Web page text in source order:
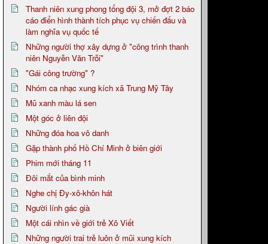
Thanh niên xung phong tổng đội 3, mở đợt 2 báo
cáo điển hình thành tích phục vụ chiến đấu và
làm nghĩa vụ quốc tế
Những người thợ xây dựng ở "công trình thanh
niên Nguyễn Văn Trỗi"
"Gái công trường" ?
Nhóm ca nhạc xung kích xã Trung Mỹ Tây
Mũ xanh màu lá sen
Một góc ở liên đội
Những đóa hoa vô danh
Gặp thành phố Hồ Chí Minh ở biên giới
Phim mới tháng 11
Đôi mắt của bình minh
Nghe chị Đy-xô-khôn hát
Người lính gác già
Một cái nhìn về giới trẻ Xô Viết
Những người trai trẻ luôn ở mũi xung kích